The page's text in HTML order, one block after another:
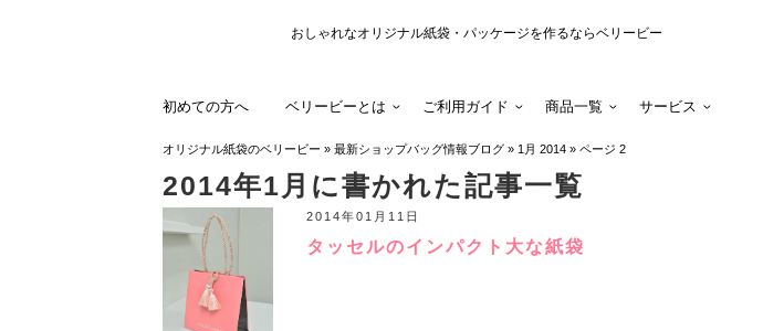
おしゃれなオリジナル紙袋・パッケージを作るならベリービー
初めての方へ ベリービーとは ご利用ガイド 商品一覧 サービス
オリジナル紙袋のベリービー » 最新ショップバッグ情報ブログ » 1月 2014 » ページ 2
2014年1月 に書かれた記事一覧
タッセルのインパクト大な紙袋
2014年01月11日